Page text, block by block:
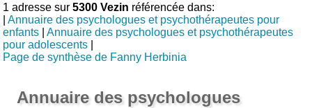
1 adresse sur5300 Vezin référencée dans:
|Annuaire des psychologues et psychothérapeutes pour
enfants |Annuaire des psychologues et psychothérapeutes
pour adolescents
Page de synthèse de Fanny Herbinia
Annuaire des psychologues